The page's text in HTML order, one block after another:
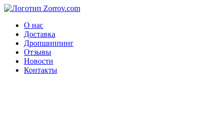
О нас
Доставка
Дропшиппинг
Отзывы
Новости
Контакты